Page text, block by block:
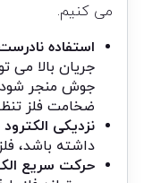
می کنیم.
استفاده
جریان بالا می‌
جوش منجر شود.
ضخامت فلز
نزدیکی الکترود
داشته باشد،
حرکت سریع